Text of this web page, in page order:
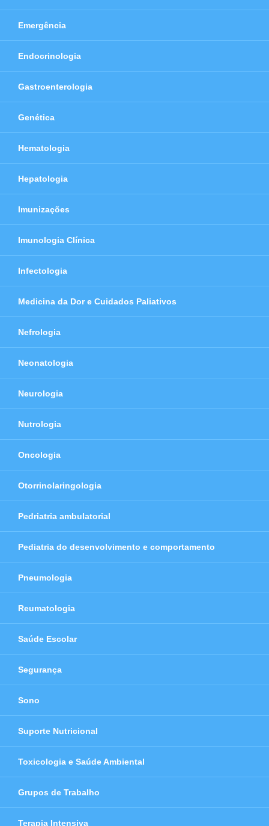
Emergência
Endocrinologia
Gastroenterologia
Genética
Hematologia
Hepatologia
Imunizações
Imunologia Clínica
Infectologia
Medicina da Dor e Cuidados Paliativos
Nefrologia
Neonatologia
Neurologia
Nutrologia
Oncologia
Otorrinolaringologia
Pedriatria ambulatorial
Pediatria do desenvolvimento e comportamento
Pneumologia
Reumatologia
Saúde Escolar
Segurança
Sono
Suporte Nutricional
Toxicologia e Saúde Ambiental
Grupos de Trabalho
Terapia Intensiva